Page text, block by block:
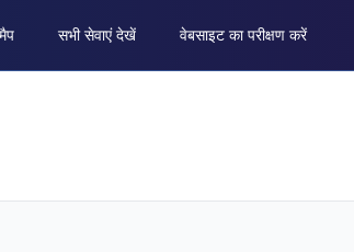
सभी सेवाएं देखें वेबसाइट का परीक्षण करें